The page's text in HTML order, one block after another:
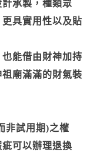
承製，種類眾
具實用性以及貼
能借由財神加持
廟滿滿的財氣裝
非試用期)之權
可以辦理退換